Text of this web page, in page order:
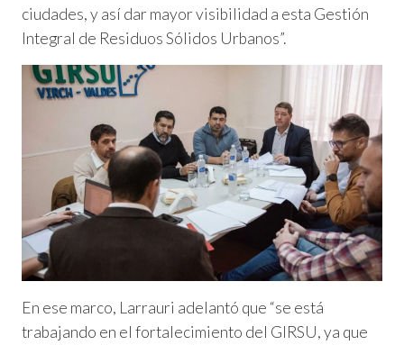
ciudades, y así dar mayor visibilidad a esta Gestión
Integral de Residuos Sólidos Urbanos”.
En ese marco, Larrauri adelantó que “se está
trabajando en el fortalecimiento del GIRSU, ya que